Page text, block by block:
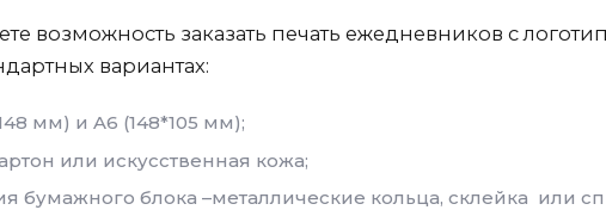
возможность заказать печать ежедневников с
вариантах:
мм) и A6 (148*105 мм);
или искусственная кожа;
бумажного блока –металлические кольца, склейка или